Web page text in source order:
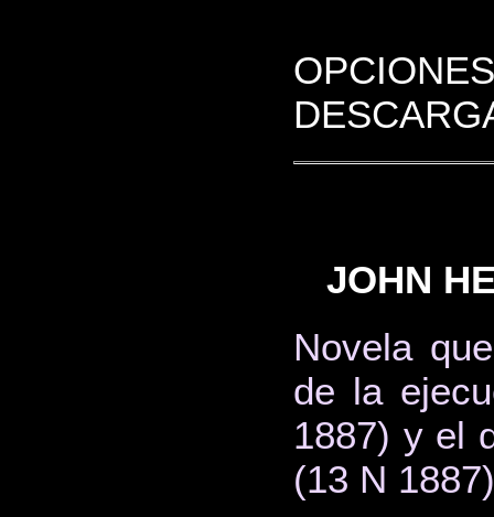
JOHN
Novela
de la
1887) y el
(13 N